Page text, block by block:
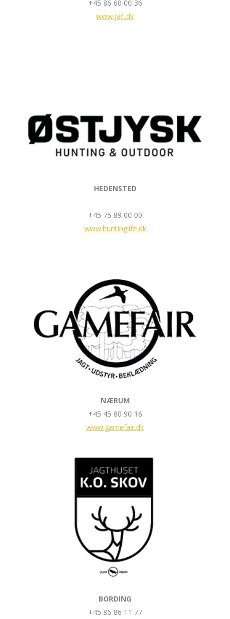
+45 86 60 00 36
www.jafi.dk
HEDENSTED
+45 75 89 00 00
www.huntinglife.dk
NÆRUM
+45 45 80 90 16
www.gamefair.dk
BORDING
+45 86 86 11 77